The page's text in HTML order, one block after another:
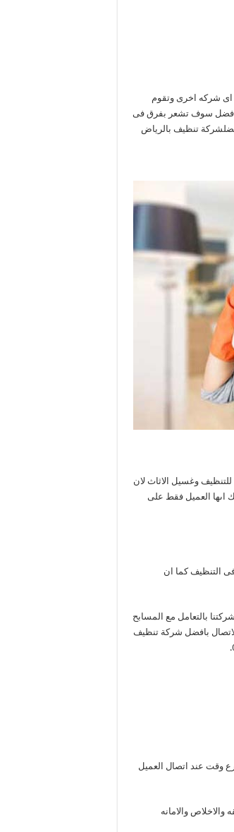
اى شركه اخرى وتقوم
سوف تشعر بفرق فى
تنظيف بالرياض
وغسيل الاثاث لان
اىها العميل فقط على
التنظيف كما ان
بالتعامل مع المسابح
بافضل شركة تنظيف
وقت عند اتصال العميل
والاخلاص والامانه